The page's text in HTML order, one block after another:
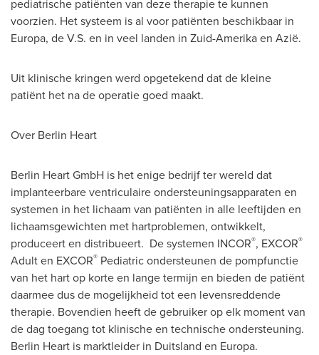
pediatrische patiënten van deze therapie te kunnen
voorzien. Het systeem is al voor patiënten beschikbaar in
Europa, de V.S. en in veel landen in Zuid-Amerika en Azië.
Uit klinische kringen werd opgetekend dat de kleine
patiënt het na de operatie goed maakt.
Over Berlin Heart
Berlin Heart GmbH is het enige bedrijf ter wereld dat
implanteerbare ventriculaire ondersteuningsapparaten en
systemen in het lichaam van patiënten in alle leeftijden en
lichaamsgewichten met hartproblemen, ontwikkelt,
produceert en distribueert. De systemen INCOR®, EXCOR®
Adult en EXCOR® Pediatric ondersteunen de pompfunctie
van het hart op korte en lange termijn en bieden de patiënt
daarmee dus de mogelijkheid tot een levensreddende
therapie. Bovendien heeft de gebruiker op elk moment van
de dag toegang tot klinische en technische ondersteuning.
Berlin Heart is marktleider in Duitsland en Europa.